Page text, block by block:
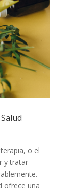
o el
y tratar
ofrece una